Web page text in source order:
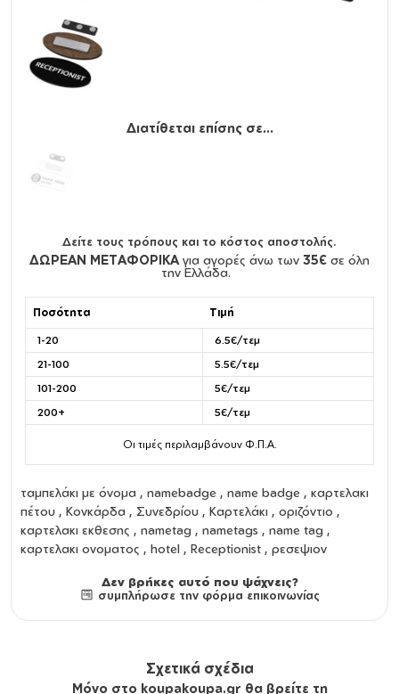
Διατίθεται επίσης σε...
Δείτε τους τρόπους και το κόστος αποστολής.
ΔΩΡΕΑΝ ΜΕΤΑΦΟΡΙΚΑ για αγορές άνω των 35€ σε όλη
την Ελλάδα.
Ποσότητα Τιμή
1-20
6.5€/τεμ
21-100
5.5€/τεμ
101-200
5€/τεμ
200+
5€/τεμ
Οι τιμές περιλαμβάνουν Φ.Π.Α.
ταμπελάκι με όνομα , namebadge , name badge , καρτελακι
πέτου , Κονκάρδα , Συνεδρίου , Καρτελάκι , οριζόντιο ,
καρτελακι εκθεσης , nametag , nametags , name tag ,
καρτελακι ονοματος , hotel , Receptionist , ρεσεψιον
Δεν βρήκες αυτό που ψάχνεις?
συμπλήρωσε την φόρμα επικοινωνίας
Σχετικά σχέδια
Μόνο στο koupakoupa.gr θα βρείτε τη